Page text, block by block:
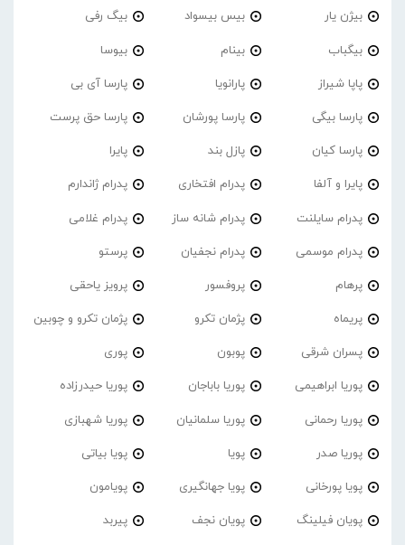
بیژن یار بیس بیسواد بیگ رفی
بیگباب بینام بیوسا
پاپا شیراز پارانویا پارسا آی بی
پارسا بیگی پارسا پورشان پارسا حق پرست
پارسا کیان پازل بند پایرا
پایرا و آلفا پدرام افتخاری پدرام ژاندارم
پدرام‌ سایلنت پدرام شانه ساز پدرام غلامی
پدرام موسمی پدرام نجفیان پرستو
پرهام پروفسور پرویز یاحقی
پریماه پژمان تکرو پژمان تکرو و چوبین
پسران شرقی پوبون پوری
پوریا ابراهیمی پوریا باباجان پوریا حیدرزاده
پوریا رحمانی پوریا سلمانیان پوریا شهبازی
پوریا صدر پویا پویا بیاتی
پویا پورخانی پویا جهانگیری پویامون
پویان فیلینگ پویان نجف پیربد